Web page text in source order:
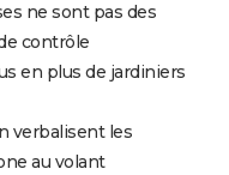
ne sont pas des
contrôle
en plus de jardiniers
verbalisent les
au volant